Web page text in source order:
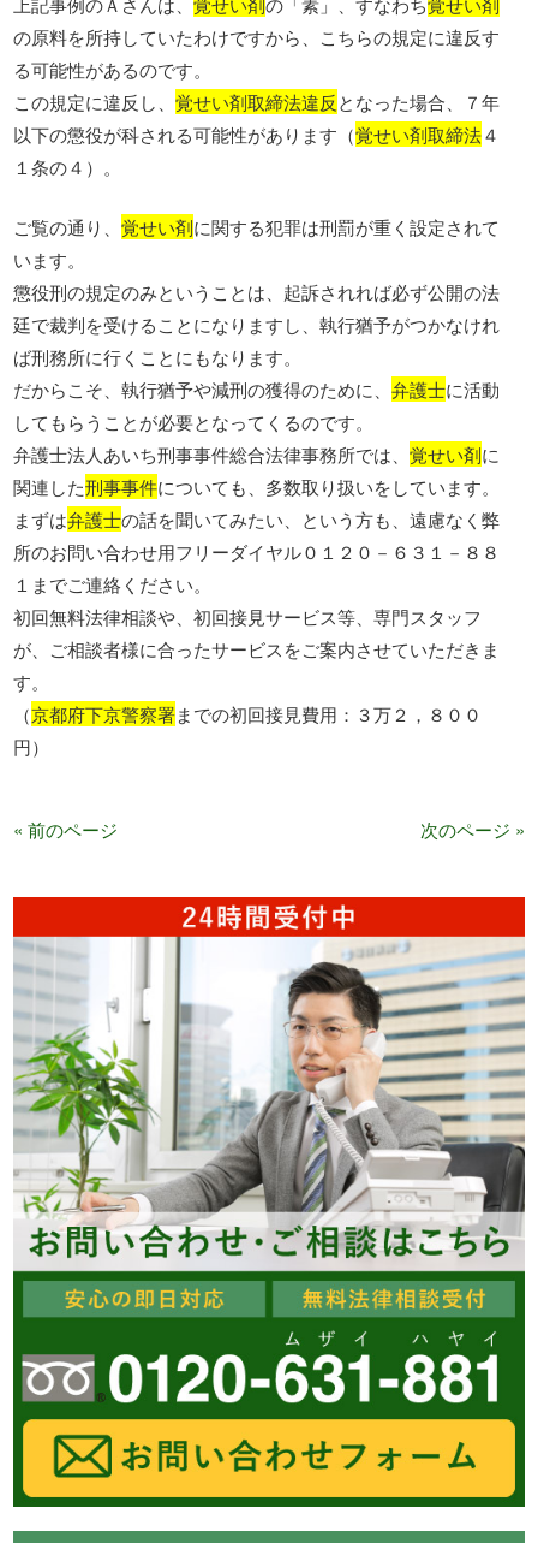
の原料を所持していたわけですから、こちらの規定に違反す
る可能性があるのです。
この規定に違反し、覚せい剤取締法違反となった場合、７年
以下の懲役が科される可能性があります（覚せい剤取締法４
１条の４）。
ご覧の通り、覚せい剤に関する犯罪は刑罰が重く設定されて
います。
懲役刑の規定のみということは、起訴されれば必ず公開の法
廷で裁判を受けることになりますし、執行猶予がつかなけれ
ば刑務所に行くことにもなります。
だからこそ、執行猶予や減刑の獲得のために、弁護士に活動
してもらうことが必要となってくるのです。
弁護士法人あいち刑事事件総合法律事務所では、覚せい剤に
関連した刑事事件についても、多数取り扱いをしています。
まずは弁護士の話を聞いてみたい、という方も、遠慮なく弊
所のお問い合わせ用フリーダイヤル０１２０－６３１－８８
１までご連絡ください。
初回無料法律相談や、初回接見サービス等、専門スタッフ
が、ご相談者様に合ったサービスをご案内させていただきま
す。
（京都府下京警察署までの初回接見費用：３万２，８００
円）
« 前のページ 次のページ »